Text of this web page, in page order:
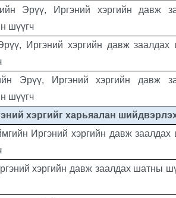
Эрүү, Иргэний хэргийн давж
шүүгч
Иргэний хэргийн давж заалдах
Эрүү, Иргэний хэргийн давж
шүүгч
хэргийг харьяалан
Иргэний хэргийн давж заалдах
хэргийн давж заалдах шатны